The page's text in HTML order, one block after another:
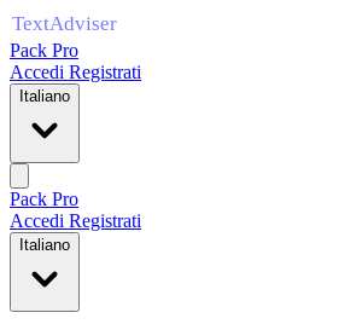
Pack Pro
Accedi Registrati
Italiano
Pack Pro
Accedi Registrati
Italiano